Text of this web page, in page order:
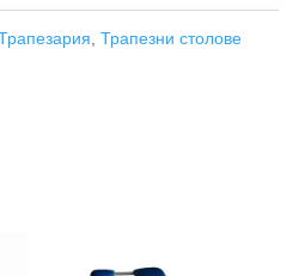
,Трапезни столове